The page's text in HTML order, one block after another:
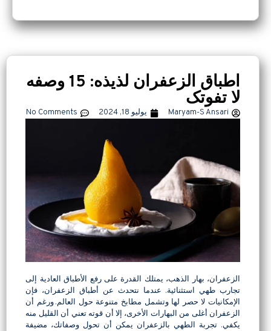
اطباق الزعفران لذیذه: 15 وصفه
لا تفوتک
Maryam-S Ansari يوليو 18, 2024 No Comments
الزعفران، بهار الذهب، يمتلك القدرة على رفع الأطباق العادية إلى
تجارب طهي استثنائية. عندما نتحدث عن أطباق الزعفران، فإن
الإمكانيات لا حصر لها وتشمل مطابخ متنوعة حول العالم. ورغم أن
الزعفران أغلى من البهارات الأخرى، إلا أن قوته تعني أن القليل منه
يكفي. تجربة الطهي بالزعفران يمكن أن تحول وصفاتك، مضيفة